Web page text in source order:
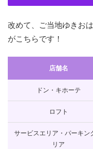
改めて、ご当地ゆきお
がこちらです！
店舗名
ドン・キホーテ
ロフト
サービスエリア・パーキン
リア